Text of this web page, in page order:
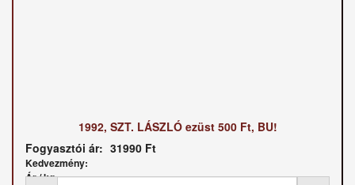
1992, SZT. LÁSZLÓ ezüst 500 Ft, BU!
Fogyasztói ár: 31990 Ft
Kedvezmény:
Ár / kg: